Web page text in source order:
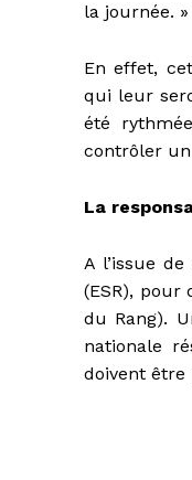
la journée. »
En effet,
qui leur
été
contrôler
La
A l’issue
(ESR), pour
du Rang).
nationale
doivent être